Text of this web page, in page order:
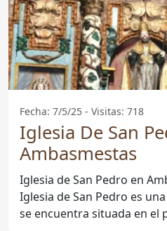
Fecha: 7/5/25 - Visitas: 718
Iglesia De San
Ambasmestas
Iglesia de San Pedro en
Iglesia de San Pedro es
se encuentra situada en el